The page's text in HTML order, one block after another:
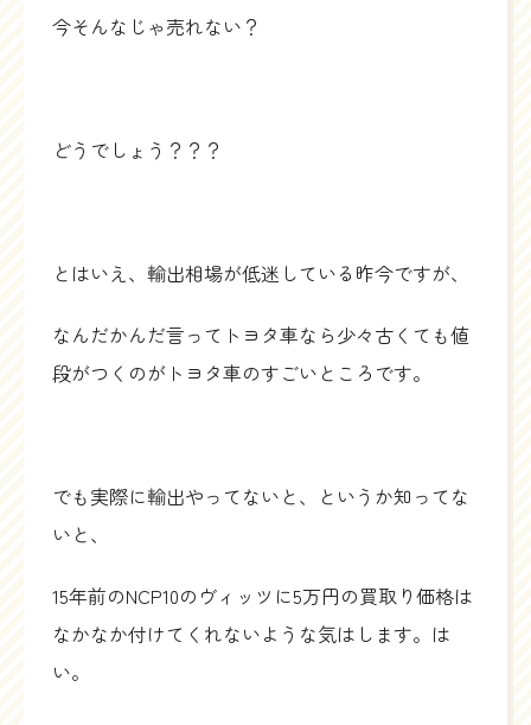
今そんなじゃ売れない？
どうでしょう？？？
とはいえ、輸出相場が低迷している昨今ですが、
なんだかんだ言ってトヨタ車なら少々古くても値
段がつくのがトヨタ車のすごいところです。
でも実際に輸出やってないと、というか知ってな
いと、
15年前のNCP10のヴィッツに5万円の買取り価格は
なかなか付けてくれないような気はします。は
い。